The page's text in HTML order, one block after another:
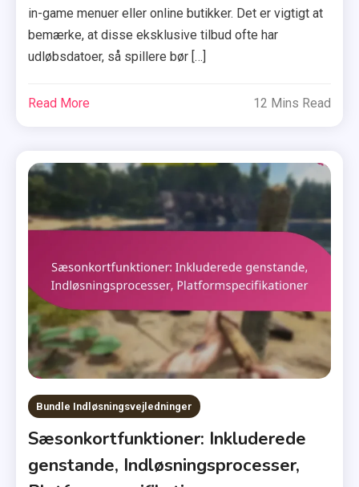
in-game menuer eller online butikker. Det er vigtigt at
bemærke, at disse eksklusive tilbud ofte har
udløbsdatoer, så spillere bør […]
Read More 12 Mins Read
Bundle Indløsningsvejledninger
Sæsonkortfunktioner: Inkluderede
genstande, Indløsningsprocesser,